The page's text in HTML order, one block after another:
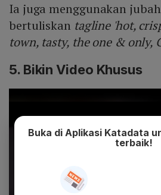
Ia juga menggunakan
bertuliskan tagline 'hot,
town, tasty, the one & only,
5. Bikin Video Khusus
Buka di Aplikasi Katadata
terbaik!